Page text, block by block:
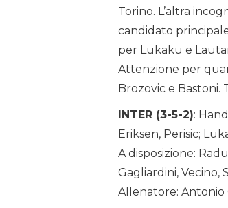
Torino. L’altra
candidato
per Lukaku e
Attenzione per
Brozovic e
INTER (3-5-2):
Eriksen, Perisic;
A disposizione:
Gagliardini, Vecino,
Allenatore: Antonio